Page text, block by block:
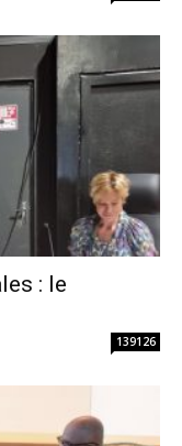
: le
139126